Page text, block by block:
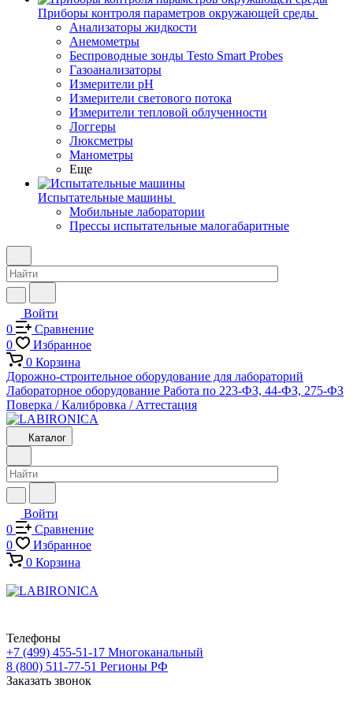
Приборы контроля параметров окружающей среды
Анализаторы жидкости
Анемометры
Беспроводные зонды Testo Smart Probes
Газоанализаторы
Измерители pH
Измерители светового потока
Измерители тепловой облученности
Логгеры
Люксметры
Манометры
Еще
Испытательные машины
Мобильные лаборатории
Прессы испытательные малогабаритные
Войти
0
Сравнение
0
Избранное
0 Корзина
Дорожно-строительное оборудование для лабораторий
Лабораторное оборудование Работа по 223-ФЗ, 44-ФЗ, 275-ФЗ
Поверка / Калибровка / Аттестация
Каталог
Войти
0
Сравнение
0
Избранное
0 Корзина
Телефоны
+7 (499) 455-51-17 Многоканальный
8 (800) 511-77-51 Регионы РФ
Заказать звонок